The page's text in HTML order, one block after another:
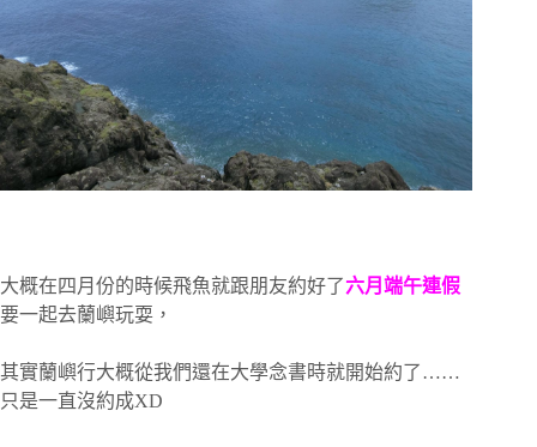
大概在四月份的時候飛魚就跟朋友約好了六月端午連假
要一起去蘭嶼玩耍，
其實蘭嶼行大概從我們還在大學念書時就開始約了……
只是一直沒約成XD